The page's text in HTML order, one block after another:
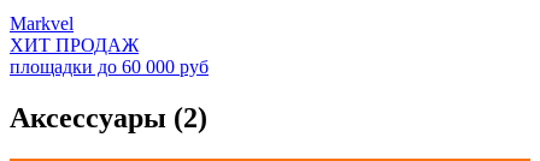
Markvel
ХИТ ПРОДАЖ
площадки до 60 000 руб
Аксессуары (2)